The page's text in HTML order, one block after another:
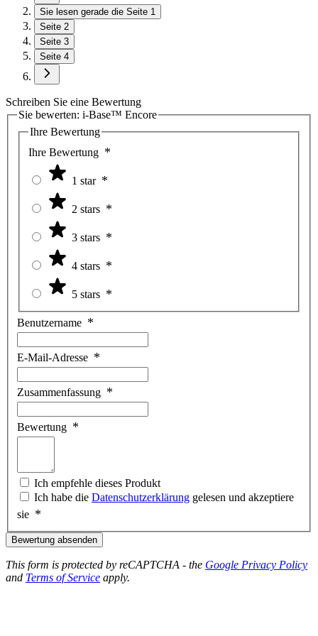
Sie lesen gerade die Seite 1
Seite 2
Seite 3
Seite 4
Schreiben Sie eine Bewertung
Sie bewerten: i-Base™ Encore
Ihre Bewertung
Ihre Bewertung
1 star
2 stars
3 stars
4 stars
5 stars
Benutzername
E-Mail-Adresse
Zusammenfassung
Bewertung
Ich empfehle dieses Produkt
Ich habe die Datenschutzerklärung gelesen und akzeptiere
sie
Bewertung absenden
This form is protected by reCAPTCHA - the Google Privacy Policy
and Terms of Service apply.